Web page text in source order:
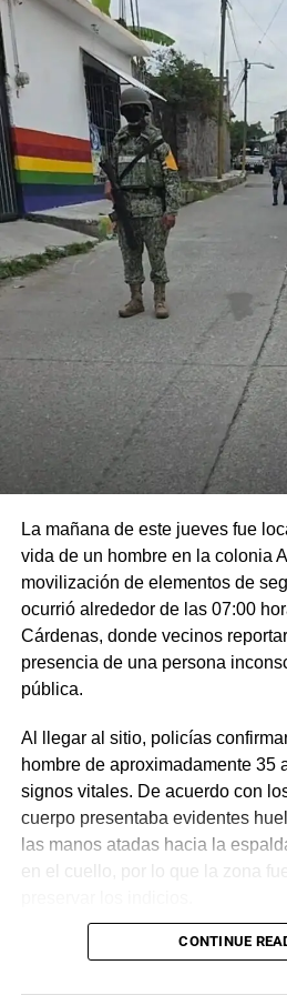
La mañana de este jueves fue
vida de un hombre en la colonia
movilización de elementos de
ocurrió alrededor de las 07:00
Cárdenas, donde vecinos
presencia de una persona
pública.
Al llegar al sitio, policías
hombre de aproximadamente 35
signos vitales. De acuerdo con
cuerpo presentaba evidentes
las manos atadas hacia la
en el cuello, por lo que la zona
Las primeras investigaciones
CONTINUE